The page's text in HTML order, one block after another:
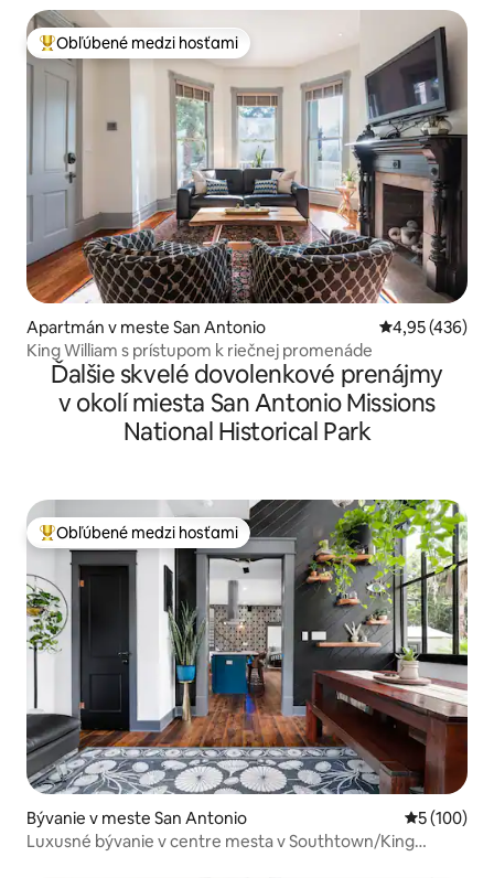
Najobľúbenejšie medzi hosťami
Obľúbené medzi hosťami
Apartmán v meste San Antonio Priemerné
4,95 (436)
King William s prístupom k riečnej promenáde
Ďalšie skvelé dovolenkové prenájmy
v okolí miesta San Antonio Missions
National Historical Park
Najobľúbenejšie medzi hosťami
Obľúbené medzi hosťami
Bývanie v meste San Antonio Priemerné
5 (100)
Luxusné bývanie v centre mesta v Southtown/King